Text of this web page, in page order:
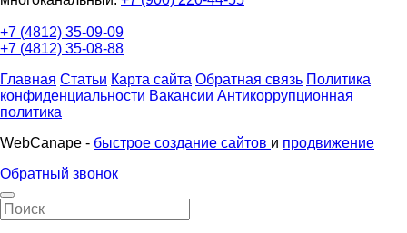
+7 (4812) 35-09-09
+7 (4812) 35-08-88
Главная Статьи Карта сайта Обратная связь Политика
конфиденциальности Вакансии Антикоррупционная
политика
WebCanape - быстрое создание сайтов и продвижение
Обратный звонок